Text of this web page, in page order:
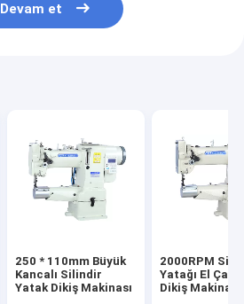
Devam et
250 * 110mm Büyük
Kancalı Silindir
Yatak Dikiş Makinası
2000RPM
Yatağı El
Dikiş Makinası